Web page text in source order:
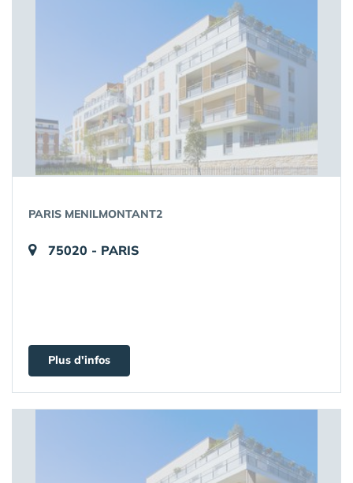
PARIS MENILMONTANT2
75020 - PARIS
Plus d'infos